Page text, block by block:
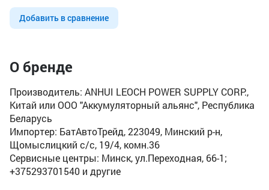
Добавить в сравнение
О бренде
Производитель: ANHUI LEOCH POWER SUPPLY CORP.,
Китай или ООО "Аккумуляторный альянс", Республика
Беларусь
Импортер: БатАвтоТрейд, 223049, Минский р-н,
Щомыслицкий с/с, 19/4, комн.36
Сервисные центры: Минск, ул.Переходная, 66-1;
+375293701540 и другие